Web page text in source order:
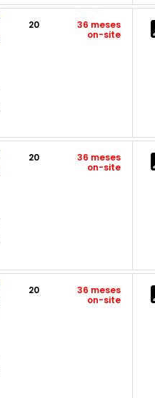
20
36 meses
on-site
20
36 meses
on-site
20
36 meses
on-site